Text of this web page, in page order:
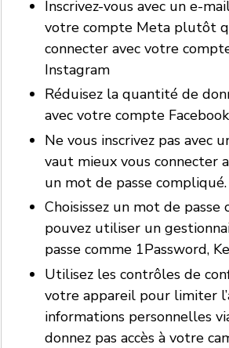
Inscrivez-vous avec un e-
votre compte Meta plutôt
connecter avec votre
Instagram
Réduisez la quantité de
avec votre compte
Ne vous inscrivez pas avec
vaut mieux vous connecter
un mot de passe compliqué.
Choisissez un mot de passe
pouvez utiliser un
passe comme 1Password,
Utilisez les contrôles de
votre appareil pour limiter
informations personnelles
donnez pas accès à votre